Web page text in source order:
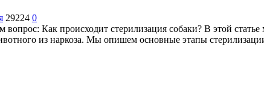
29224 0
вопрос: Как происходит стерилизация собаки? В этой
из наркоза. Мы опишем основные этапы